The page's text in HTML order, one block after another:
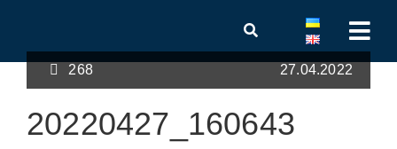
268 27.04.2022
20220427_160643